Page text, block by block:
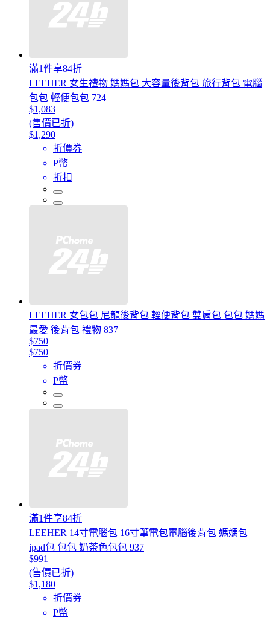
滿1件享84折
LEEHER 女生禮物 媽媽包 大容量後背包 旅行背包 電腦
包包 輕便包包 724
$1,083
(售價已折)
$1,290
折價券
P幣
折扣
LEEHER 女包包 尼龍後背包 輕便背包 雙肩包 包包 媽媽
最愛 後背包 禮物 837
$750
$750
折價券
P幣
滿1件享84折
LEEHER 14寸電腦包 16寸筆電包電腦後背包 媽媽包
ipad包 包包 奶茶色包包 937
$991
(售價已折)
$1,180
折價券
P幣